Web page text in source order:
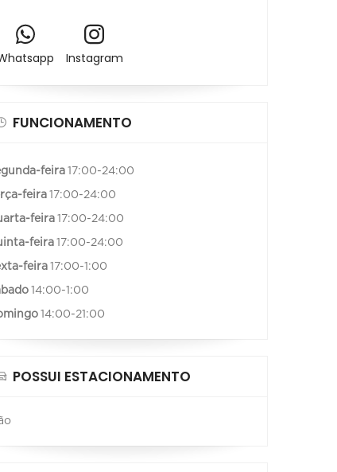
Instagram
FUNCIONAMENTO
feira 17:00-24:00
feira 17:00-24:00
feira 17:00-24:00
feira 17:00-24:00
feira 17:00-1:00
14:00-1:00
14:00-21:00
POSSUI ESTACIONAMENTO